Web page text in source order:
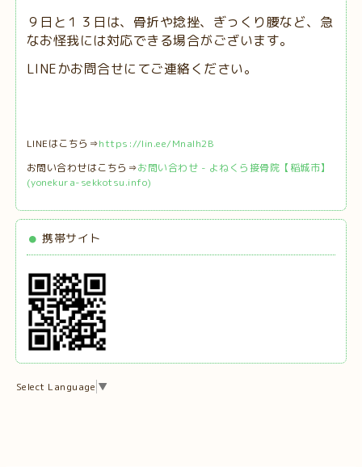
９日と１３日は、 骨折や捻挫、ぎっくり腰など、急
なお怪我には対応できる場合がございます。
LINEかお問合せにてご連絡ください。
LINEはこちら⇒https://lin.ee/MnaIh2B
お問い合わせはこちら⇒お問い合わせ - よねくら接骨院【稲城市】
(yonekura-sekkotsu.info)
携帯サイト
Select Language ▼